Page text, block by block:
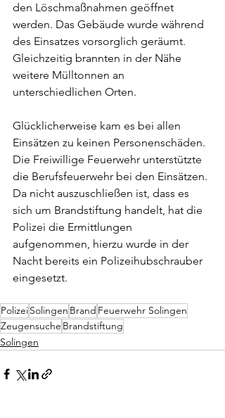
den Löschmaßnahmen geöffnet
werden. Das Gebäude wurde während
des Einsatzes vorsorglich geräumt.
Gleichzeitig brannten in der Nähe
weitere Mülltonnen an
unterschiedlichen Orten.
Glücklicherweise kam es bei allen
Einsätzen zu keinen Personenschäden.
Die Freiwillige Feuerwehr unterstützte
die Berufsfeuerwehr bei den Einsätzen.
Da nicht auszuschließen ist, dass es
sich um Brandstiftung handelt, hat die
Polizei die Ermittlungen
aufgenommen, hierzu wurde in der
Nacht bereits ein Polizeihubschrauber
eingesetzt.
PolizeiSolingen Brand Feuerwehr Solingen
Zeugensuche Brandstiftung
Solingen